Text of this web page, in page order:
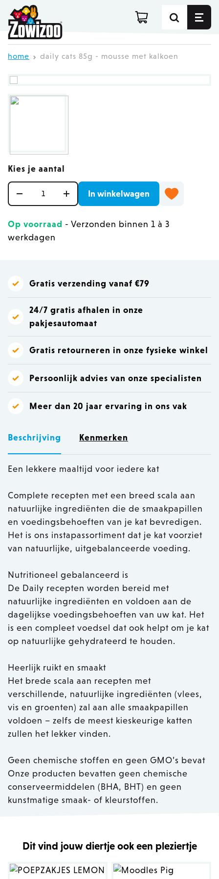
Ga direct door naar de inhoud
home daily cats 85g - mousse met kalkoen
Kies je aantal
In winkelwagen
Op voorraad - Verzonden binnen 1 à 3
werkdagen
Gratis verzending vanaf €79
24/7 gratis afhalen in onze
pakjesautomaat
Gratis retourneren in onze fysieke winkel
Persoonlijk advies van onze specialisten
Meer dan 20 jaar ervaring in ons vak
Beschrijving Kenmerken
Een lekkere maaltijd voor iedere kat
Complete recepten met een breed scala aan
natuurlijke ingrediënten die de smaakpapillen
en voedingsbehoeften van je kat bevredigen.
Het is ons instapassortiment dat je kat voorziet
van natuurlijke, uitgebalanceerde voeding.
Nutritioneel gebalanceerd is
De Daily recepten worden bereid met
natuurlijke ingrediënten en voldoen aan de
dagelijkse voedingsbehoeften van uw kat. Het
is een compleet voedsel dat ook helpt om je kat
op natuurlijke gehydrateerd te houden.
Heerlijk ruikt en smaakt
Het brede scala aan recepten met
verschillende, natuurlijke ingrediënten (vlees,
vis en groenten) zal aan alle smaakpapillen
voldoen – zelfs de meest kieskeurige katten
zullen het lekker vinden.
Geen chemische stoffen en geen GMO’s bevat
Onze producten bevatten geen chemische
conserveermiddelen (BHA, BHT) en geen
kunstmatige smaak- of kleurstoffen.
Dit vind jouw diertje ook een pleziertje